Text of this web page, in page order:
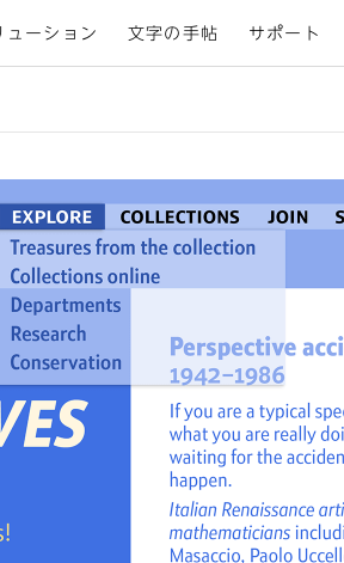
ューション 文字の手帖 サポート